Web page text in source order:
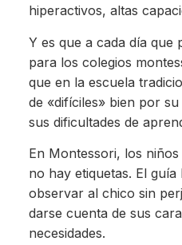
hiperactivos, altas
Y es que a cada día que
para los colegios
que en la escuela
de «difíciles» bien por
sus dificultades de
En Montessori, los
no hay etiquetas. El
observar al chico sin
darse cuenta de sus
necesidades.